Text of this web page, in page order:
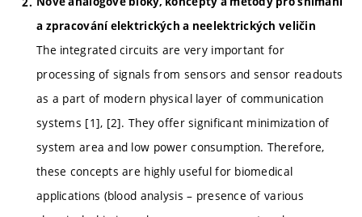
a zpracování elektrických a neelektrických veličin
The integrated circuits are very important for
processing of signals from sensors and sensor readouts
as a part of modern physical layer of communication
systems [1], [2]. They offer significant minimization of
system area and low power consumption. Therefore,
these concepts are highly useful for biomedical
applications (blood analysis – presence of various